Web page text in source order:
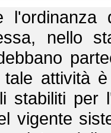
nello
attività
stabiliti per
vigente